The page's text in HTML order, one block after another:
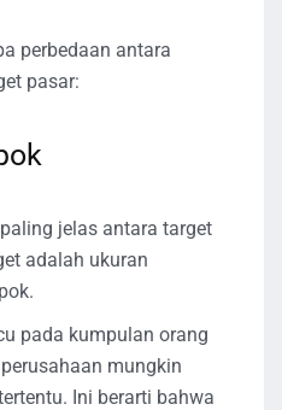
perbedaan antara
pasar:
jelas antara target
adalah ukuran
pada kumpulan orang
mungkin
Ini berarti bahwa